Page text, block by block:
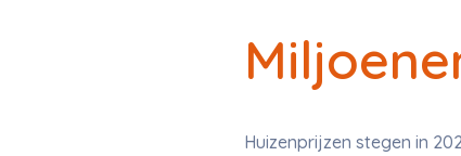
Huizenprijzen stegen in